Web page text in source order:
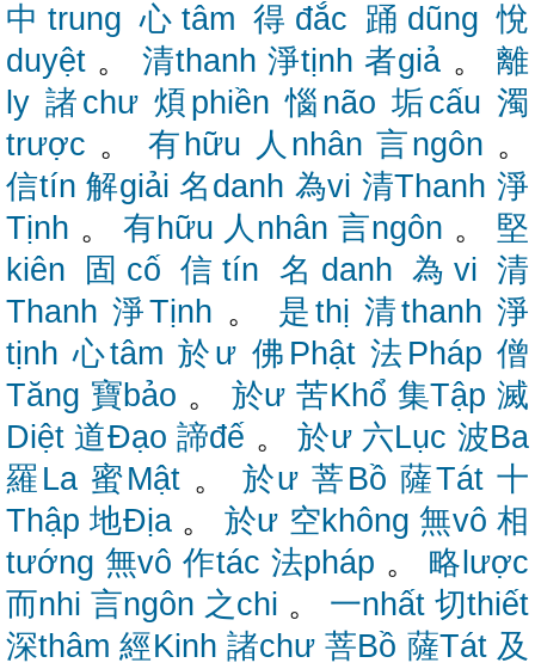
中trung 心tâm 得đắc 踊dũng 悅
duyệt 。 清thanh 淨tịnh 者giả 。離
ly 諸chư 煩phiền 惱não 垢cấu 濁
trược 。有hữu 人nhân 言ngôn 。
信tín 解giải 名danh 為vi 清Thanh 淨
Tịnh 。 有hữu 人nhân 言ngôn 。 堅
kiên
固cố 信tín 名danh 為vi 清
Thanh 淨Tịnh 。 是thị 清thanh 淨
tịnh 心tâm 於ư 佛Phật 法Pháp 僧
Tăng 寶bảo 。 於ư 苦Khổ 集Tập 滅
Diệt 道Đạo 諦đế 。於ư 六Lục 波Ba
羅La 蜜Mật。 於ư 菩Bồ 薩Tát 十
Thập 地Địa。 於ư 空không 無vô 相
tướng 無vô 作tác 法pháp 。 略lược
而nhi 言ngôn 之chi 。 一nhất 切thiết
深thâm 經Kinh 諸chư 菩Bồ 薩Tát 及